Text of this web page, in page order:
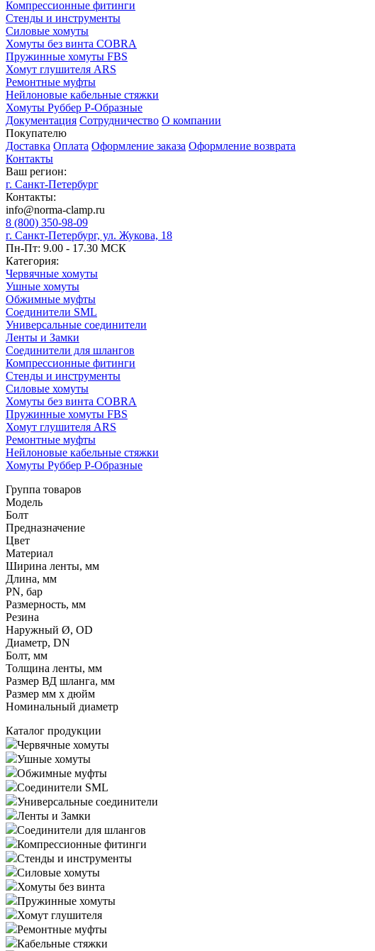
Компрессионные фитинги
Стенды и инструменты
Силовые хомуты
Хомуты без винта COBRA
Пружинные хомуты FBS
Хомут глушителя ARS
Ремонтные муфты
Нейлоновые кабельные стяжки
Хомуты Руббер Р-Образные
Документация Сотрудничество О компании
Покупателю
Доставка Оплата Оформление заказа Оформление возврата
Контакты
Ваш регион:
г. Санкт-Петербург
Контакты:
info@norma-clamp.ru
8 (800) 350-98-09
г. Санкт-Петербург, ул. Жукова, 18
Пн-Пт: 9.00 - 17.30 МСК
Категория:
Червячные хомуты
Ушные хомуты
Обжимные муфты
Соединители SML
Универсальные соединители
Ленты и Замки
Соединители для шлангов
Компрессионные фитинги
Стенды и инструменты
Силовые хомуты
Хомуты без винта COBRA
Пружинные хомуты FBS
Хомут глушителя ARS
Ремонтные муфты
Нейлоновые кабельные стяжки
Хомуты Руббер Р-Образные
Группа товаров
Модель
Болт
Предназначение
Цвет
Материал
Ширина ленты, мм
Длина, мм
PN, бар
Размерность, мм
Резина
Наружный Ø, OD
Диаметр, DN
Болт, мм
Толщина ленты, мм
Размер ВД шланга, мм
Размер мм x дюйм
Номинальный диаметр
Каталог продукции
Червячные хомуты
Ушные хомуты
Обжимные муфты
Соединители SML
Универсальные соединители
Ленты и Замки
Соединители для шлангов
Компрессионные фитинги
Стенды и инструменты
Силовые хомуты
Хомуты без винта
Пружинные хомуты
Хомут глушителя
Ремонтные муфты
Кабельные стяжки